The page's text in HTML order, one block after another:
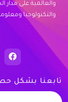
والعالمية على مدار
والتكنولوجيا
تابعنا بشكل